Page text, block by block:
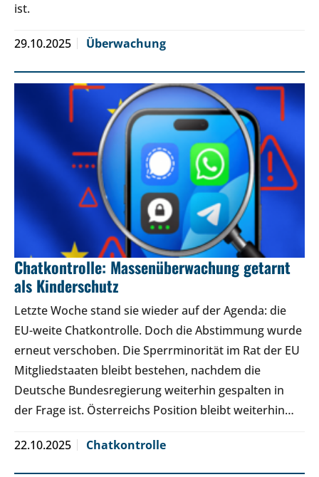
ist.
29.10.2025 Überwachung
Chatkontrolle: Massenüberwachung getarnt
als Kinderschutz
Letzte Woche stand sie wieder auf der Agenda: die
EU-weite Chatkontrolle. Doch die Abstimmung wurde
erneut verschoben. Die Sperrminorität im Rat der EU
Mitgliedstaaten bleibt bestehen, nachdem die
Deutsche Bundesregierung weiterhin gespalten in
der Frage ist. Österreichs Position bleibt weiterhin…
22.10.2025 Chatkontrolle